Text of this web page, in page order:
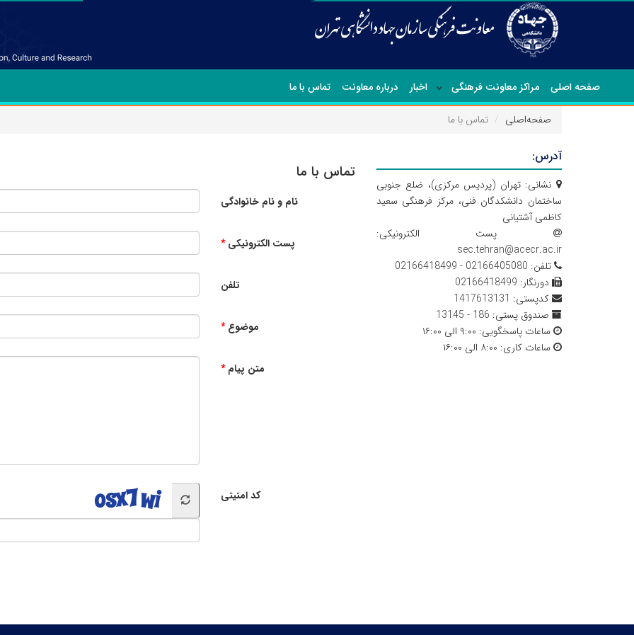
صفحه اصلی مراکز معاونت فرهنگی اخبار درباره معاونت تماس با ما
صفحه‌اصلی تماس با ما
تماس با ما
نام و نام خانوادگی
پست الکترونیکی
تلفن
موضوع
متن پیام
کد امنیتی
آدرس:
نشانی:تهران (پردیس مرکزی)، ضلع جنوبی
ساختمان دانشکدگان فنی، مرکز فرهنگی سعید
کاظمی آشتیانی
پست الکترونیکی:
sec.tehran@acecr.ac.ir
تلفن: 02166405080 - 02166418499
دورنگار: 02166418499
کدپستی: 1417613131
صندوق پستی: 186 - 13145
ساعات پاسخگویی: ۹:۰۰ الی ۱۶:۰۰
ساعات کاری: ۸:۰۰ الی ۱۶:۰۰